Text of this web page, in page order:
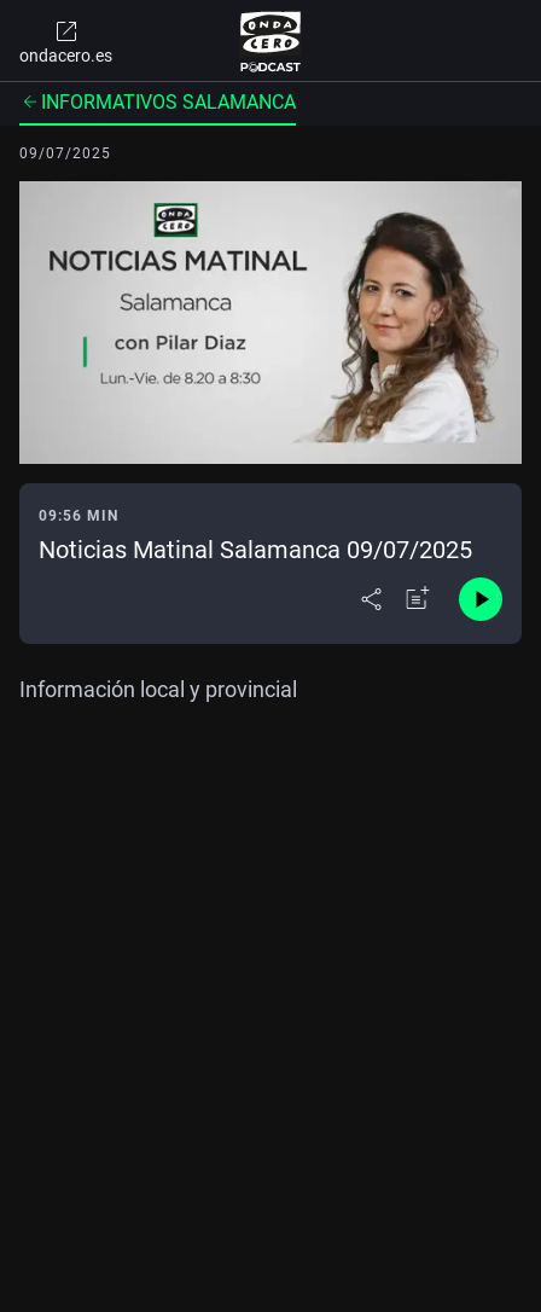
ondacero.es
INFORMATIVOS SALAMANCA
09/07/2025
09:56 MIN
Noticias Matinal Salamanca 09/07/2025
Información local y provincial